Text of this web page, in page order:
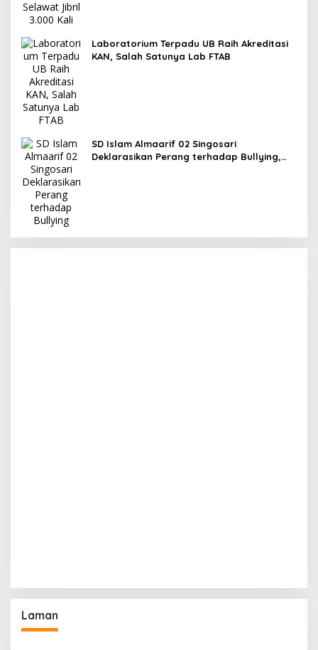
Laboratorium Terpadu UB Raih Akreditasi
KAN, Salah Satunya Lab FTAB
SD Islam Almaarif 02 Singosari
Deklarasikan Perang terhadap Bullying,
Laman